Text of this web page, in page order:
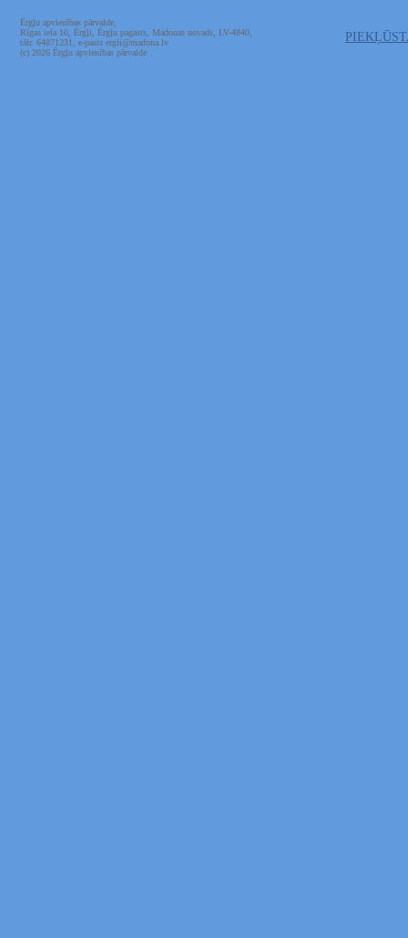
Ērgļu apvienības pārvalde,
Rīgas iela 10, Ērgļi, Ērgļu pagasts, Madonas novads, LV-4840,
tālr. 64871231, e-pasts ergli@madona.lv
(c) 2026 Ērgļu apvienības pārvalde